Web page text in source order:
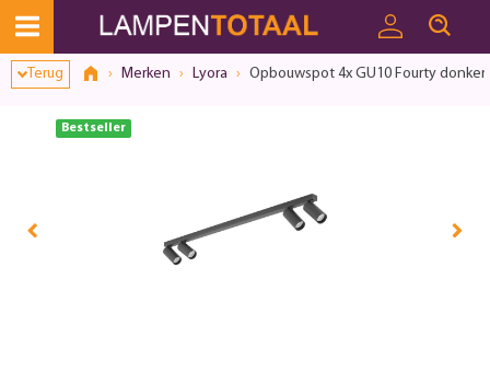
Terug Merken Lyora Opbouwspot 4x GU10 Fourty
Bestseller